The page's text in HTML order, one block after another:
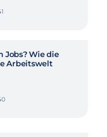
Jobs? Wie die
Arbeitswelt